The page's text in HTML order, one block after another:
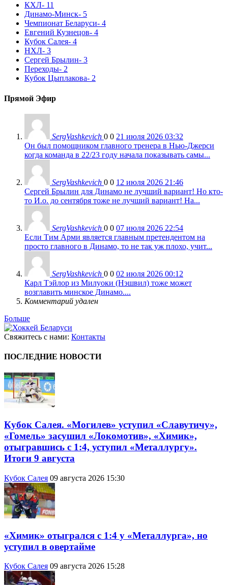
КХЛ- 11
Динамо-Минск- 5
Чемпионат Беларуси- 4
Евгений Кузнецов- 4
Кубок Салея- 4
НХЛ- 3
Сергей Брылин- 3
Переходы- 2
Кубок Цыплакова- 2
Прямой Эфир
SergVashkevich 0 0 21 июля 2026 03:32
Он был помощником главного тренера в Нью-Джерси
когда команда в 22/23 году начала показывать самы...
SergVashkevich 0 0 12 июля 2026 21:46
Сергей Брылин для Динамо не лучший вариант! Но кто-
то И.о. до сентября тоже не лучший вариант! На...
SergVashkevich 0 0 07 июля 2026 22:54
Если Тим Арми является главным претендентом на
просто главного в Динамо, то не так уж плохо, учит...
SergVashkevich 0 0 02 июля 2026 00:12
Карл Тэйлор из Милуоки (Нэшвил) тоже может
возглавить минское Динамо....
Комментарий удален
Больше
Свяжитесь с нами: Контакты
ПОСЛЕДНИЕ НОВОСТИ
Кубок Салея. «Могилев» уступил «Славутичу»,
«Гомель» засушил «Локомотив», «Химик»,
отыгравшись с 1:4, уступил «Металлургу».
Итоги 9 августа
Кубок Салея 09 августа 2026 15:30
«Химик» отыгрался с 1:4 у «Металлурга», но
уступил в овертайме
Кубок Салея 09 августа 2026 15:28